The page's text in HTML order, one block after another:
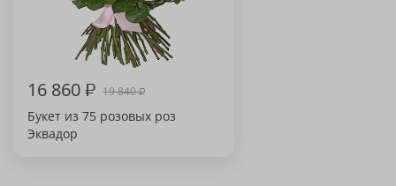
16 860₽ 19 840₽
Букет из 75 розовых роз
Эквадор